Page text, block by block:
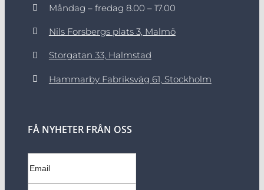
Måndag – fredag 8.00 – 17.00
Nils Forsbergs plats 3, Malmö
Storgatan 33, Halmstad
Hammarby Fabriksväg 61, Stockholm
FÅ NYHETER FRÅN OSS